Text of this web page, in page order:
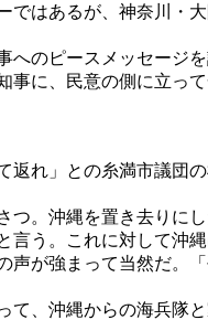
はあるが、神奈川・
のピースメッセージ
に、民意の側に立っ
れ」との糸満市議団
。沖縄を置き去りに
う。これに対して沖
が強まって当然だ。
、沖縄からの海兵隊